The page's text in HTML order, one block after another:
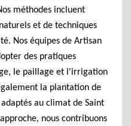
méthodes incluent
et de techniques
Nos équipes de Artisan
des pratiques
le paillage et l'irrigation
la plantation de
au climat de Saint
nous contribuons